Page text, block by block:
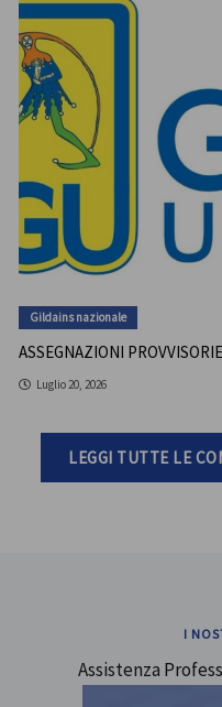
Gildains nazionale
ASSEGNAZIONI PROVVISORIE
Luglio 20, 2026
LEGGI TUTTE LE
I
Assistenza